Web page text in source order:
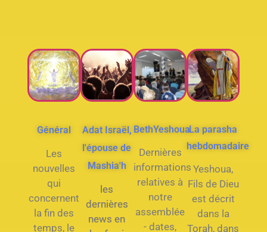
Général
Les
nouvelles
qui
concernent
la fin des
temps, le
Adat Israël,
l'épouse de
Mashia'h
les
dernières
news en
BethYeshoua
Dernières
informations
relatives à
notre
assemblée
- dates,
La parasha
hebdomadaire
Yeshoua,
Fils de Dieu
est décrit
dans la
Torah, dans